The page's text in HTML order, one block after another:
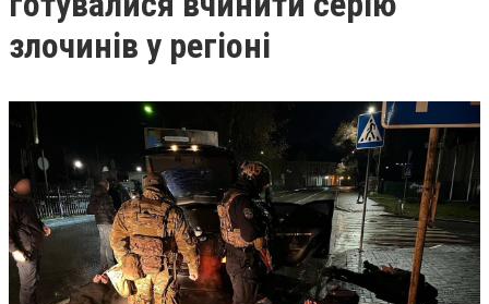
злочинів у регіоні